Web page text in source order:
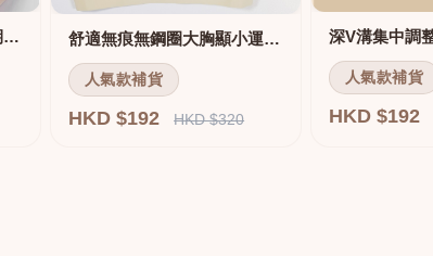
防上滑防陀第二階後發育期內衣 舒適無痕無鋼圈大胸顯小運動內衣
人氣款補貨
HKD $192 HKD $320
人氣款補貨
HKD $192